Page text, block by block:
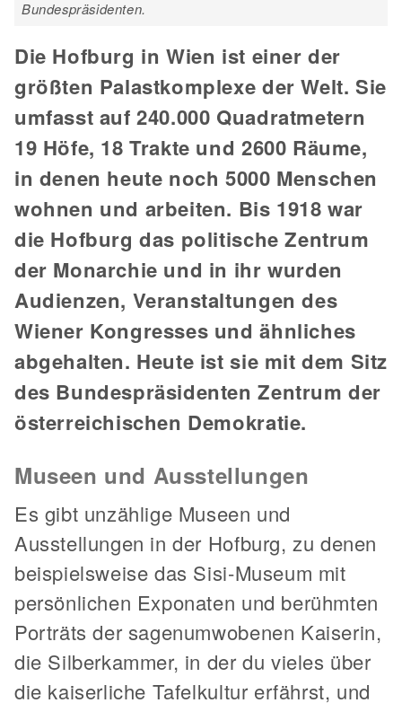
Bundespräsidenten.
Die Hofburg in Wien ist einer der
größten Palastkomplexe der Welt. Sie
umfasst auf 240.000 Quadratmetern
19 Höfe, 18 Trakte und 2600 Räume,
in denen heute noch 5000 Menschen
wohnen und arbeiten. Bis 1918 war
die Hofburg das politische Zentrum
der Monarchie und in ihr wurden
Audienzen, Veranstaltungen des
Wiener Kongresses und ähnliches
abgehalten. Heute ist sie mit dem Sitz
des Bundespräsidenten Zentrum der
österreichischen Demokratie.
Museen und Ausstellungen
Es gibt unzählige Museen und
Ausstellungen in der Hofburg, zu denen
beispielsweise das Sisi-Museum mit
persönlichen Exponaten und berühmten
Porträts der sagenumwobenen Kaiserin,
die Silberkammer, in der du vieles über
die kaiserliche Tafelkultur erfährst, und